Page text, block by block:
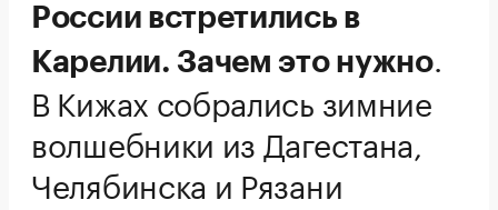
России встретились в
Карелии. Зачем это нужно.
В Кижах собрались зимние
волшебники из Дагестана,
Челябинска и Рязани